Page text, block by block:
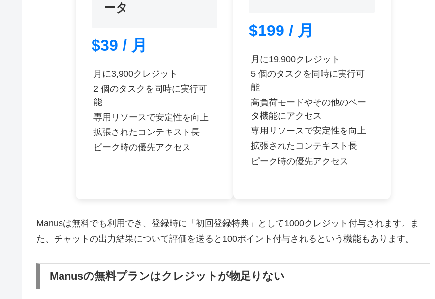
ータ
$39 / 月
月に3,900クレジット
2 個のタスクを同時に実行可
能
専用リソースで安定性を向上
拡張されたコンテキスト長
ピーク時の優先アクセス
$199 / 月
月に19,900クレジット
5 個のタスクを同時に実行可
能
高負荷モードやその他のベー
タ機能にアクセス
専用リソースで安定性を向上
拡張されたコンテキスト長
ピーク時の優先アクセス
Manusは無料でも利用でき、登録時に「初回登録特典」として1000クレジット付与されます。ま
た、チャットの出力結果について評価を送ると100ポイント付与されるという機能もあります。
Manusの無料プランはクレジットが物足りない